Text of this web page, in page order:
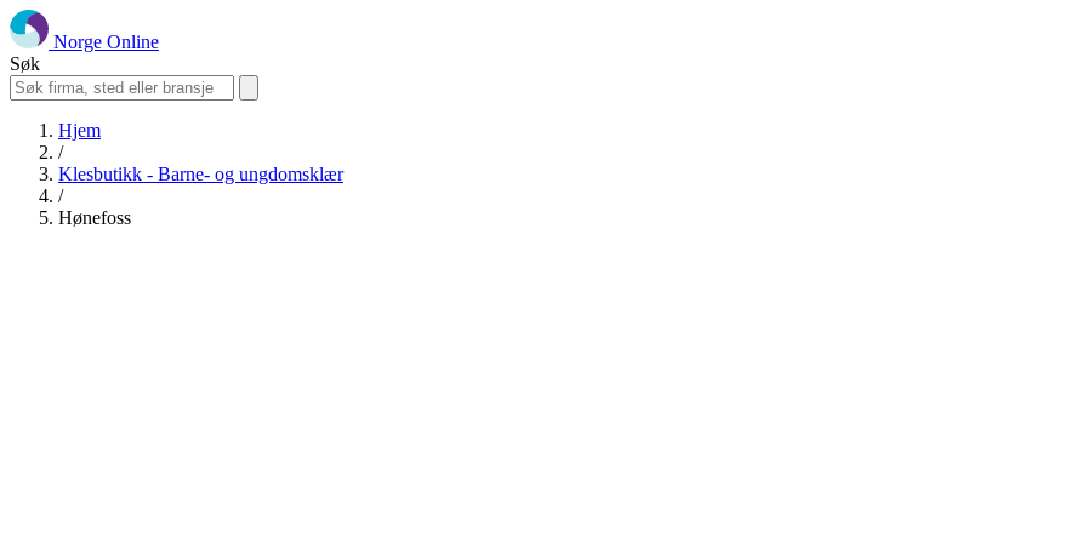
Norge Online
Søk
Hjem
/
Klesbutikk - Barne- og ungdomsklær
/
Hønefoss